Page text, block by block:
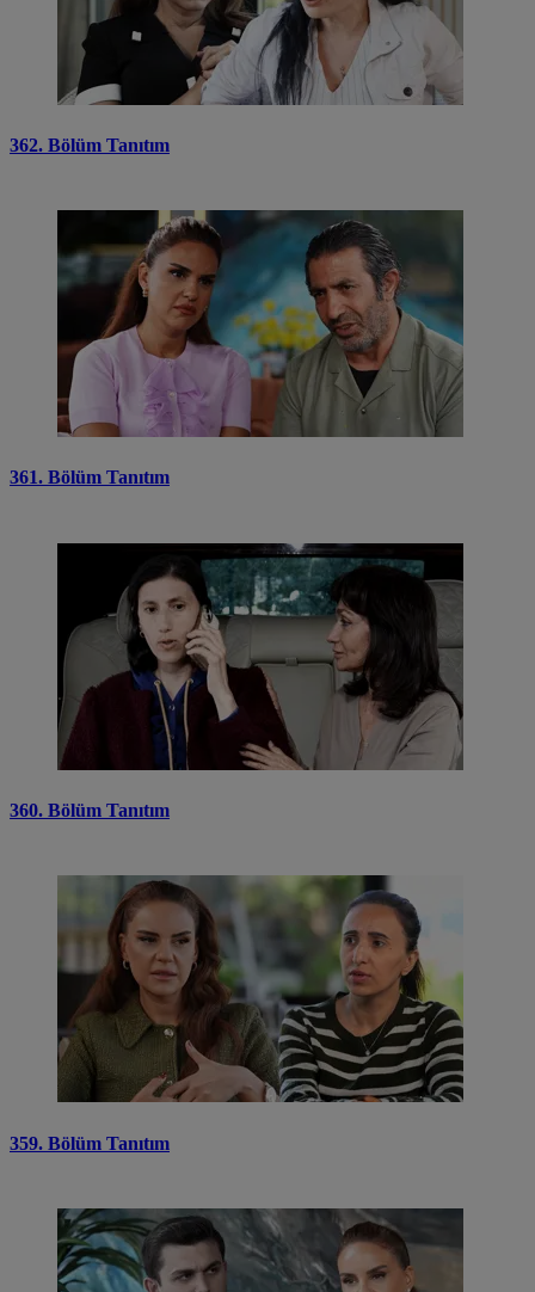
362. Bölüm Tanıtım
361. Bölüm Tanıtım
360. Bölüm Tanıtım
359. Bölüm Tanıtım